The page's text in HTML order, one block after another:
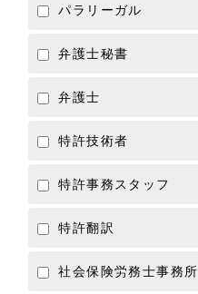
パラリーガル
弁護士秘書
弁護士
特許技術者
特許事務スタッフ
特許翻訳
社会保険労務士事務所